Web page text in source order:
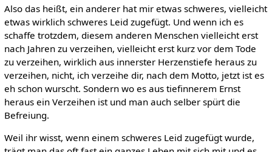
Also das heißt, ein anderer hat mir etwas schweres, vielleicht
etwas wirklich schweres Leid zugefügt. Und wenn ich es
schaffe trotzdem, diesem anderen Menschen vielleicht erst
nach Jahren zu verzeihen, vielleicht erst kurz vor dem Tode
zu verzeihen, wirklich aus innerster Herzenstiefe heraus zu
verzeihen, nicht, ich verzeihe dir, nach dem Motto, jetzt ist es
eh schon wurscht. Sondern wo es aus tiefinnerem Ernst
heraus ein Verzeihen ist und man auch selber spürt die
Befreiung.
Weil ihr wisst, wenn einem schweres Leid zugefügt wurde,